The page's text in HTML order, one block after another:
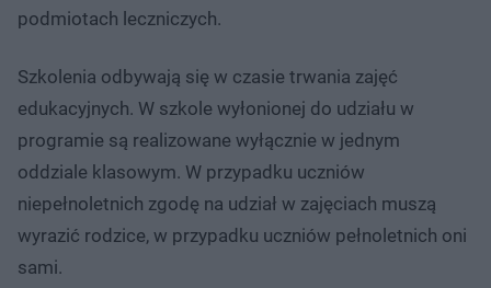
podmiotach leczniczych.
Szkolenia odbywają się w czasie trwania zajęć
edukacyjnych. W szkole wyłonionej do udziału w
programie są realizowane wyłącznie w jednym
oddziale klasowym. W przypadku uczniów
niepełnoletnich zgodę na udział w zajęciach muszą
wyrazić rodzice, w przypadku uczniów pełnoletnich oni
sami.